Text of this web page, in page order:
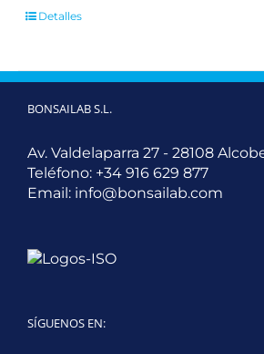
Detalles
BONSAILAB S.L.
Av. Valdelaparra 27 - 28108
Teléfono: +34 916 629 877
Email: info@bonsailab.com
SÍGUENOS EN: